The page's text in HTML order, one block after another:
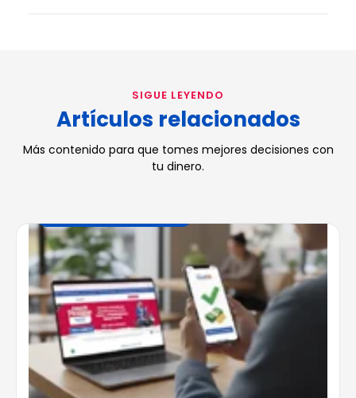
SIGUE LEYENDO
Artículos relacionados
Más contenido para que tomes mejores decisiones con
tu dinero.